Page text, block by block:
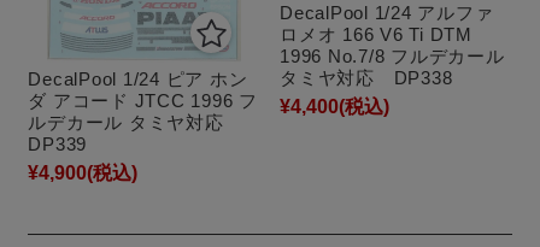
DecalPool 1/24 ピア ホン
ダ アコード JTCC 1996 フ
ルデカール タミヤ対応
DP339
¥4,900(税込)
DecalPool 1/24 アルファ
ロメオ 166 V6 Ti DTM
1996 No.7/8 フルデカール
タミヤ対応 DP338
¥4,400(税込)